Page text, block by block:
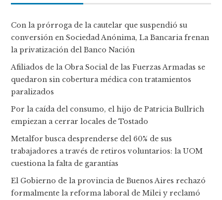
Con la prórroga de la cautelar que suspendió su
conversión en Sociedad Anónima, La Bancaria frenan
la privatización del Banco Nación
Afiliados de la Obra Social de las Fuerzas Armadas se
quedaron sin cobertura médica con tratamientos
paralizados
Por la caída del consumo, el hijo de Patricia Bullrich
empiezan a cerrar locales de Tostado
Metalfor busca desprenderse del 60% de sus
trabajadores a través de retiros voluntarios: la UOM
cuestiona la falta de garantías
El Gobierno de la provincia de Buenos Aires rechazó
formalmente la reforma laboral de Milei y reclamó